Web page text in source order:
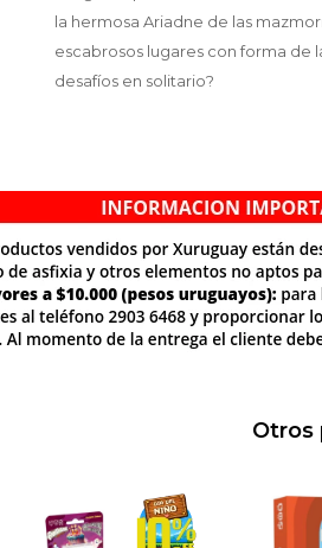
la hermosa Ariadne de las
escabrosos lugares con forma de
desafíos en solitario?
Otros